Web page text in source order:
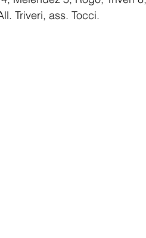
Triveri, ass. Tocci.